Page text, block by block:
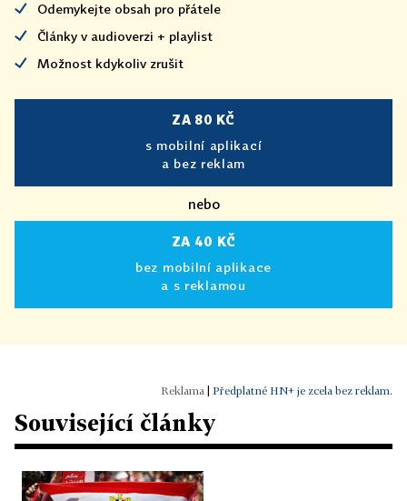
Odemykejte obsah pro přátele
Články v audioverzi + playlist
Možnost kdykoliv zrušit
ZA 80 KČ
s mobilní aplikací
a bez reklam
nebo
ZA 40 KČ
bez mobilní aplikace
a s reklamou
Předplatné HN+ je zcela bez reklam.
Související články